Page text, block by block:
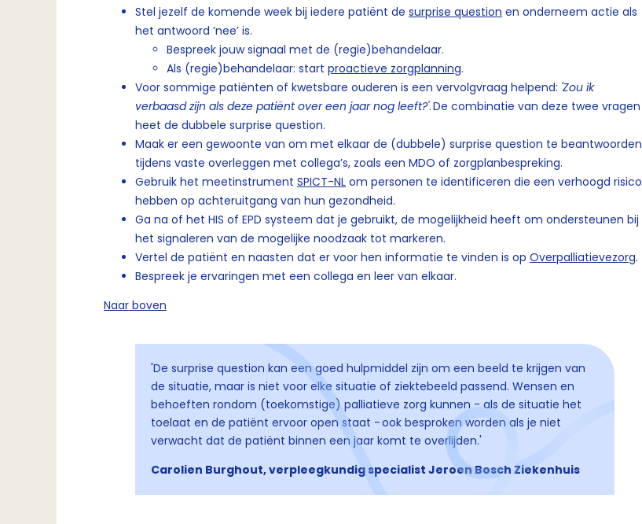
Stel jezelf de komende week bij iedere patiënt de surprise question en onderneem actie als
het antwoord ‘nee’ is.
Bespreek jouw signaal met de (regie)behandelaar.
Als (regie)behandelaar: start proactieve zorgplanning.
Voor sommige patiënten of kwetsbare ouderen is een vervolgvraag helpend: 'Zou ik
verbaasd zijn als deze patiënt over een jaar nog leeft?'. De combinatie van deze twee vragen
heet de dubbele surprise question.
Maak er een gewoonte van om met elkaar de (dubbele) surprise question te beantwoorden
tijdens vaste overleggen met collega’s, zoals een MDO of zorgplanbespreking.
Gebruik het meetinstrument SPICT-NL om personen te identificeren die een verhoogd risico
hebben op achteruitgang van hun gezondheid.
Ga na of het HIS of EPD systeem dat je gebruikt, de mogelijkheid heeft om ondersteunen bij
het signaleren van de mogelijke noodzaak tot markeren.
Vertel de patiënt en naasten dat er voor hen informatie te vinden is op Overpalliatievezorg.
Bespreek je ervaringen met een collega en leer van elkaar.
Naar boven
'De surprise question kan een goed hulpmiddel zijn om een beeld te krijgen van
de situatie, maar is niet voor elke situatie of ziektebeeld passend. Wensen en
behoeften rondom (toekomstige) palliatieve zorg kunnen - als de situatie het
toelaat en de patiënt ervoor open staat - ook besproken worden als je niet
verwacht dat de patiënt binnen een jaar komt te overlijden.'
Carolien Burghout, verpleegkundig specialist Jeroen Bosch Ziekenhuis